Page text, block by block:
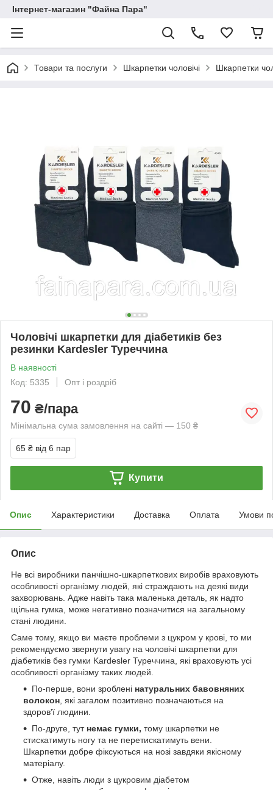
Інтернет-магазин "Файна Пара"
Товари та послуги Шкарпетки чоловічі Шкарпетки
Чоловічі шкарпетки для діабетиків без
резинки Kardesler Туреччина
В наявності
Код: 5335
Опт і роздріб
70 ₴/пара
Мінімальна сума замовлення на сайті — 150 ₴
65 ₴ від 6 пар
Купити
Опис Характеристики Доставка Оплата Умови
Опис
Не всі виробники панчішно-шкарпеткових виробів враховують
особливості організму людей, які страждають на деякі види
захворювань. Адже навіть така маленька деталь, як надто
щільна гумка, може негативно позначитися на загальному
стані людини.
Саме тому, якщо ви маєте проблеми з цукром у крові, то ми
рекомендуємо звернути увагу на чоловічі шкарпетки для
діабетиків без гумки Kardesler Туреччина, які враховують усі
особливості організму таких людей.
По-перше, вони зроблені натуральних бавовняних
волокон , які загалом позитивно позначаються на
здоров'ї людини.
По-друге, тут немає гумки, тому шкарпетки не
стискатимуть ногу та не перетискатимуть вени.
Шкарпетки добре фіксуються на нозі завдяки якісному
матеріалу.
Отже, навіть люди з цукровим діабетом